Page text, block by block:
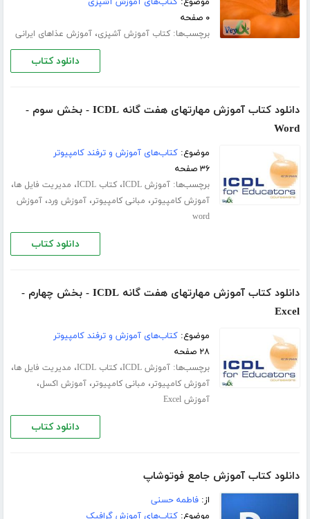
۰ صفحه
برچسب‌ها:کتاب آموزش آشپزی،آموزش عذاهای ایرانی
دانلود کتاب
دانلود کتاب آموزش مهارتهای هفت گانه ICDL - بخش سوم -
Word
موضوع:کتاب‌های آموزش و ترفند کامپیوتر
۳۶ صفحه
برچسب‌ها:آموزش ICDL ،کتاب ICDL ، مدیریت فایل ها،
آموزش کامپیوتر، مبانی کامپیوتر،آموزش ورد،آموزش
word
دانلود کتاب
دانلود کتاب آموزش مهارتهای هفت گانه ICDL - بخش چهارم -
Excel
موضوع:کتاب‌های آموزش و ترفند کامپیوتر
۲۸ صفحه
برچسب‌ها:آموزش ICDL ،کتاب ICDL ، مدیریت فایل ها،
آموزش کامپیوتر، مبانی کامپیوتر،آموزش اکسل،
آموزش Excel
دانلود کتاب
دانلود کتاب آموزش جامع فوتوشاپ
از:فاطمه حسنی
موضوع:کتاب‌های آموزش گرافیک